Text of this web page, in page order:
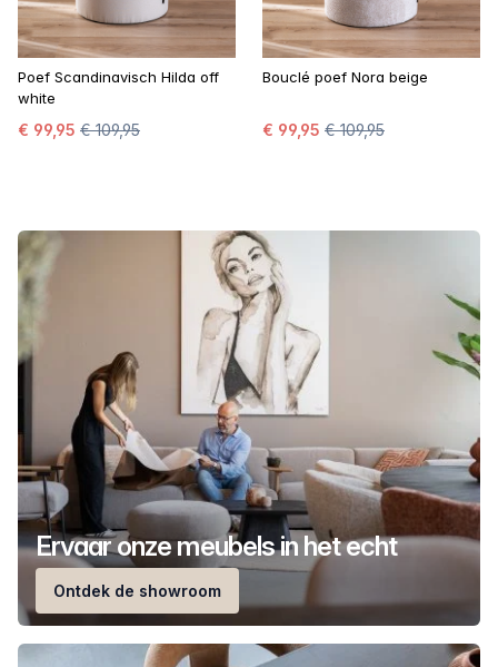
Poef Scandinavisch Hilda off
white
€ 99,95 € 109,95
Bouclé poef Nora beige
€ 99,95 € 109,95
Ervaar onze meubels in het echt
Ontdek de showroom